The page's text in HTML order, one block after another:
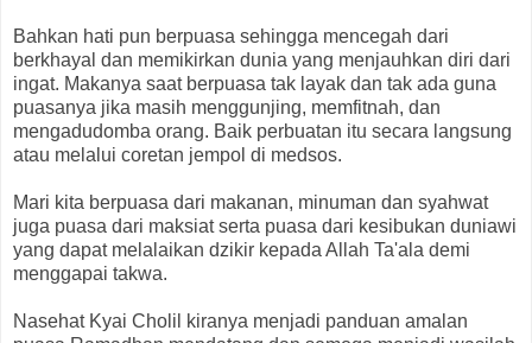
Bahkan hati pun berpuasa sehingga mencegah dari
berkhayal dan memikirkan dunia yang menjauhkan diri dari
ingat. Makanya saat berpuasa tak layak dan tak ada guna
puasanya jika masih menggunjing, memfitnah, dan
mengadudomba orang. Baik perbuatan itu secara langsung
atau melalui coretan jempol di medsos.
Mari kita berpuasa dari makanan, minuman dan syahwat
juga puasa dari maksiat serta puasa dari kesibukan duniawi
yang dapat melalaikan dzikir kepada Allah Ta'ala demi
menggapai takwa.
Nasehat Kyai Cholil kiranya menjadi panduan amalan